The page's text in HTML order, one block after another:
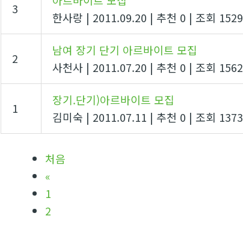
3
한사랑 | 2011.09.20 | 추천 0 | 조회 1529
2
남여 장기 단기 아르바이트 모집
사천사 | 2011.07.20 | 추천 0 | 조회 1562
1
장기.단기)아르바이트 모집
김미숙 | 2011.07.11 | 추천 0 | 조회 1373
처음
«
1
2